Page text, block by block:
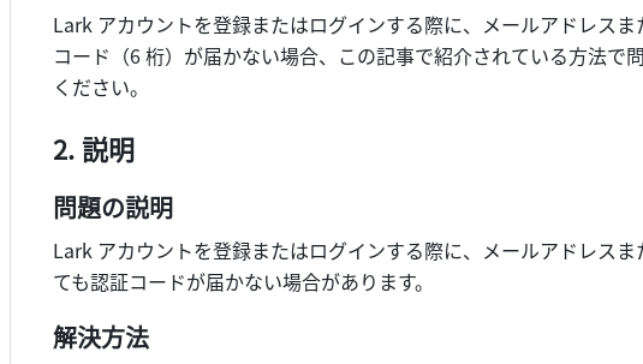
Lark アカウントを登録またはログインする際に、メールアドレスま
コード（6 桁）が届かない場合、この記事で紹介されている方法で
ください。
説明
問題の説明
Lark アカウントを登録またはログインする際に、メールアドレス
ても認証コードが届かない場合があります。
解決方法